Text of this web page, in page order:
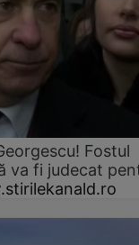
Fostul
va fi judecat